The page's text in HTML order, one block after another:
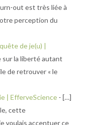
out est très liée à
perception du
de je(u) |
la liberté autant
de retrouver « le
| EfferveScience- […]
cette
voulais accentuer ce